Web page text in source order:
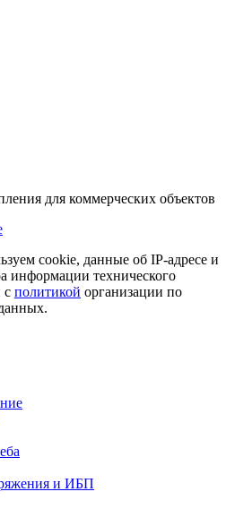
для коммерческих объектов
cookie, данные об IP-адресе и
информации технического
с политикой организации по
и ИБП